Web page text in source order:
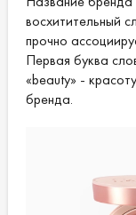
восхитительный
прочно
Первая буква
«beauty» -
бренда.